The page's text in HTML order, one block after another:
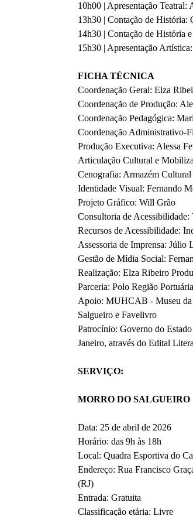
10h00 | Apresentação Teatral:
13h30 | Contação de
14h30 | Contação de História
15h30 | Apresentação
FICHA TÉCNICA
Coordenação Geral: Elza
Coordenação de Produção:
Coordenação Pedagógica:
Coordenação Administrativo-
Produção Executiva: Alessa
Articulação Cultural e
Cenografia: Armazém
Identidade Visual: Fernando
Projeto Gráfico: Will Grão
Consultoria de Acessibilidade:
Recursos de Acessibilidade:
Assessoria de Imprensa: Júlio
Gestão de Mídia Social:
Realização: Elza Ribeiro
Parceria: Polo Região Portuária
Apoio: MUHCAB - Museu da
Salgueiro e Favelivro
Patrocínio: Governo do
Janeiro, através do Edital
SERVIÇO:
MORRO DO SALGUEIRO
Data: 25 de abril de 2026
Horário: das 9h às 18h
Local: Quadra Esportiva do
Endereço: Rua Francisco
(RJ)
Entrada: Gratuita
Classificação etária: Livre